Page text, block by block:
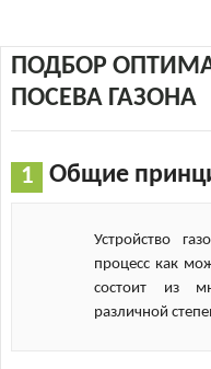
ПОДБОР
ПОСЕВА ГАЗОНА
Общие
Устройство
процесс как
состоит из
различной